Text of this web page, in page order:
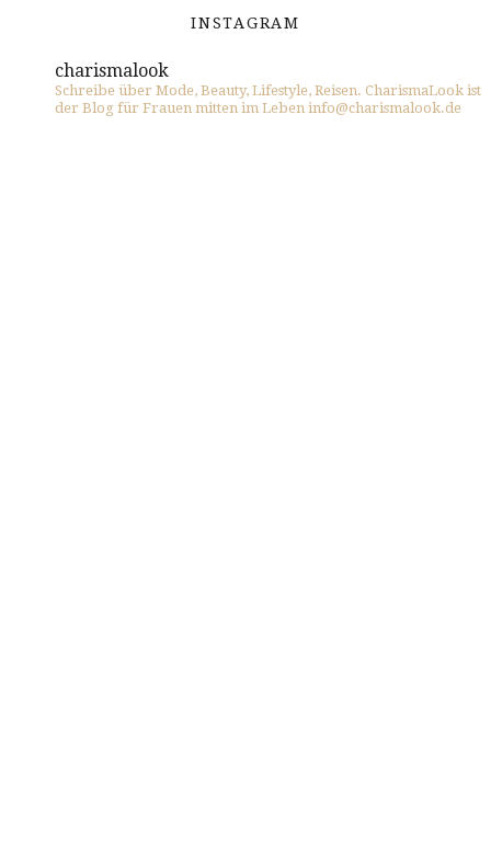
INSTAGRAM
charismalook
Schreibe über Mode, Beauty, Lifestyle, Reisen. CharismaLook ist
der Blog für Frauen mitten im Leben info@charismalook.de